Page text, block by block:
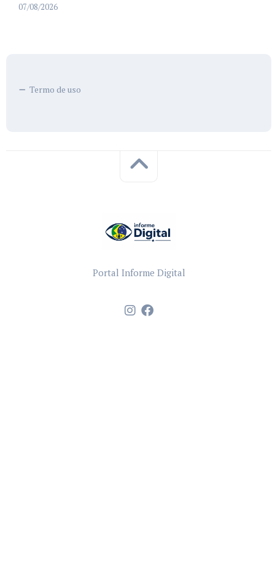
07/08/2026
Termo de uso
Portal Informe Digital